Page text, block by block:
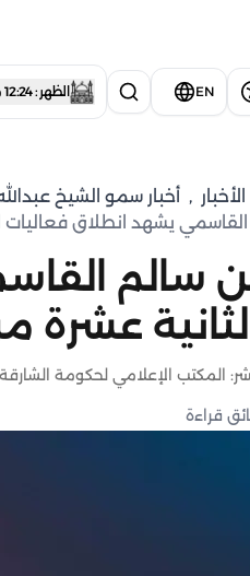
EN الظهر : 12:24 مساءً
الأخبار , ⁠أخبار سمو الشيخ
القاسمي يشهد انطلاق
سالم
المكتب الإعلامي لحكومة الشارقة